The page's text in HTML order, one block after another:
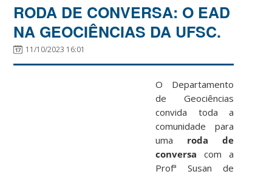
RODA DE CONVERSA: O EAD
NA GEOCIÊNCIAS DA UFSC.
11/10/2023 16:01
O Departamento
de Geociências
convida toda a
comunidade para
uma roda de
conversa com a
Profª Susan de